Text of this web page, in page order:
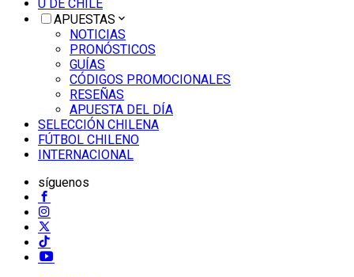
U DE CHILE
APUESTAS
NOTICIAS
PRONÓSTICOS
GUÍAS
CÓDIGOS PROMOCIONALES
RESEÑAS
APUESTA DEL DÍA
SELECCIÓN CHILENA
FÚTBOL CHILENO
INTERNACIONAL
síguenos